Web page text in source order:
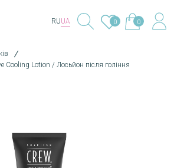
RUUA 0 0
Cooling Lotion / Лосьйон після гоління